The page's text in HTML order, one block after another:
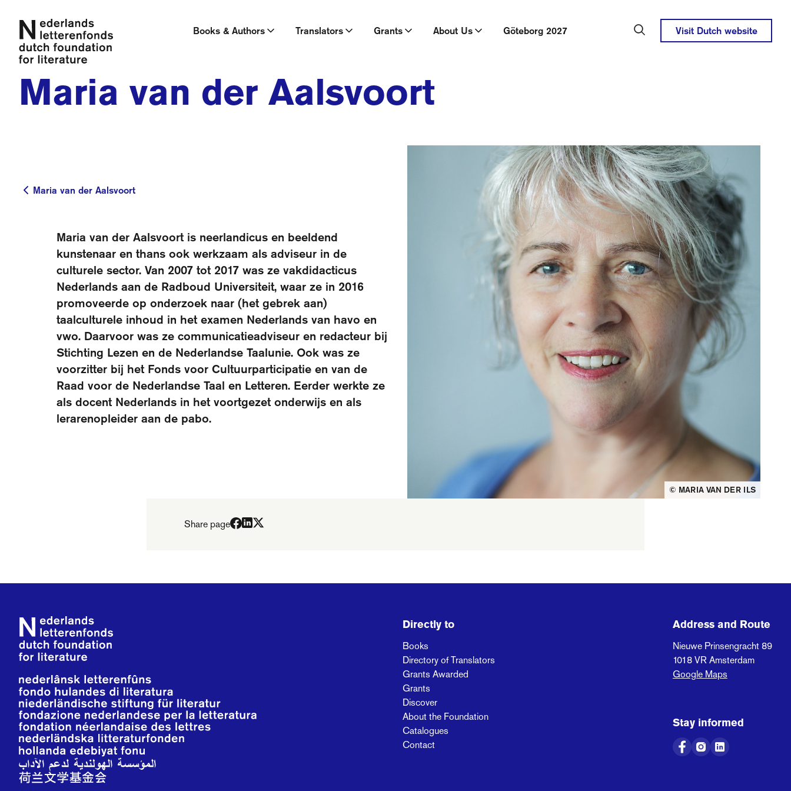
Books & Authors Translators Grants About Us Göteborg 2027 Visit Dutch website
Maria van der Aalsvoort
Maria van der Aalsvoort
Maria van der Aalsvoort
Maria van der Aalsvoort is neerlandicus en beeldend
kunstenaar en thans ook werkzaam als adviseur in de
culturele sector. Van 2007 tot 2017 was ze vakdidacticus
Nederlands aan de Radboud Universiteit, waar ze in 2016
promoveerde op onderzoek naar (het gebrek aan)
taalculturele inhoud in het examen Nederlands van havo en
vwo. Daarvoor was ze communicatieadviseur en redacteur bij
Stichting Lezen en de Nederlandse Taalunie. Ook was ze
voorzitter bij het Fonds voor Cultuurparticipatie en van de
Raad voor de Nederlandse Taal en Letteren. Eerder werkte ze
als docent Nederlands in het voortgezet onderwijs en als
lerarenopleider aan de pabo.
© MARIA VAN DER ILS
Share page
Footer Directly to
Books
Directory of Translators
Grants Awarded
Grants
Discover
About the Foundation
Catalogues
Contact
Address and Route
Nieuwe Prinsengracht 89
1018 VRAmsterdam
Google Maps
Stay informed